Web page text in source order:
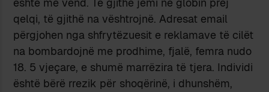
është me vend. Të gjithë jemi në globin prej
qelqi, të gjithë na vështrojnë. Adresat email
përgjohen nga shfrytëzuesit e reklamave të cilët
na bombardojnë me prodhime, fjalë, femra nudo
18. 5 vjeçare, e shumë marrëzira të tjera. Individi
është bërë rrezik për shoqërinë, i dhunshëm,